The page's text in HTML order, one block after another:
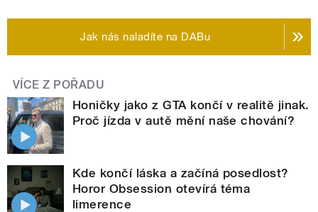
Jak nás naladíte na DABu
VÍCE Z POŘADU
Honičky jako z GTA končí v realitě jinak.
Proč jízda v autě mění naše chování?
Kde končí láska a začíná posedlost?
Horor Obsession otevírá téma
limerence